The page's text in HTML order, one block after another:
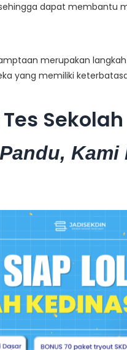
dapat membantu
merupakan
yang memiliki